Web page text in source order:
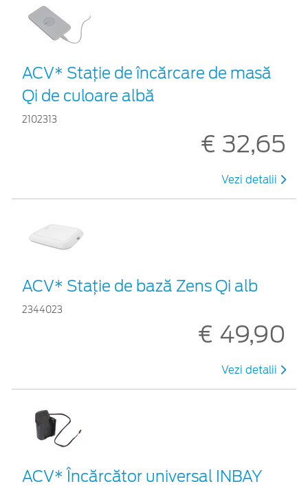
ACV* Stație de încărcare de masă
Qi de culoare albă
2102313
€ 32,65
Vezi detalii
ACV* Stație de bază Zens Qi alb
2344023
€ 49,90
Vezi detalii
ACV* Încărcător universal INBAY